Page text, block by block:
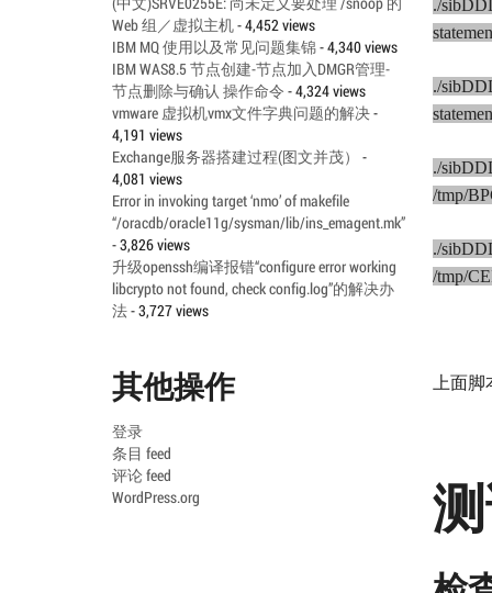
./
./
./
/tmp/
./
/tmp/
上面
Web 组／虚拟主机- 4,452 views
IBM MQ 使用以及常见问题集锦- 4,340 views
IBM WAS8.5 节点创建-节点加入DMGR管理-
节点删除与确认 操作命令 - 4,324 views
vmware 虚拟机vmx文件字典问题的解决-
4,191 views
Exchange服务器搭建过程(图文并茂）
-
4,081 views
Error in invoking target ‘nmo’ of makefile
“/oracdb/oracle11g/sysman/lib/ins_emagent.mk”
- 3,826 views
升级openssh编译报错“configure error working
libcrypto not found, check config.log”的解决办
法- 3,727 views
其他操作
登录
条目 feed
评论 feed
WordPress.org